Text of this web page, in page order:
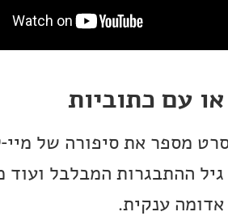
עם כתוביות
מספר את סיפורה של
ההתבגרות המבלבל
ענקית.